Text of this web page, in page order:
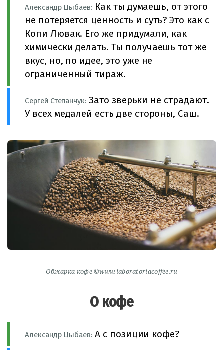
Александр Цыбаев: Как ты думаешь, от этого
не потеряется ценность и суть? Это как с
Копи Лювак. Его же придумали, как
химически делать. Ты получаешь тот же
вкус, но, по идее, это уже не
ограниченный тираж.
Сергей Степанчук: Зато зверьки не страдают.
У всех медалей есть две стороны, Саш.
Обжарка кофе ©www.laboratoriacoffee.ru
О кофе
Александр Цыбаев: А с позиции кофе?